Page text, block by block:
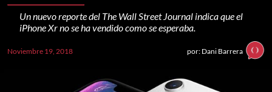
Un nuevo reporte del The Wall Street Journal indica que el
iPhone Xr no se ha vendido como se esperaba.
Noviembre 19, 2018 por: Dani Barrera